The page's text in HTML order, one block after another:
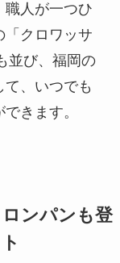
職人が一つひ
「クロワッサ
並び、福岡の
、いつでも
きます。
ンパンも登